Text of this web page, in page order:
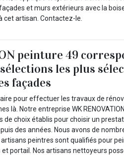
et murs extérieurs avec la
cet artisan. Contactez-le.
peinture 49
les plus
façades
pour effectuer les travaux de
là. Notre entreprise WK
de choix établis pour choisir un
des années. Nous avons de
artisans peintres sont qualifiés pour
portail. Nos artisans nettoyeurs